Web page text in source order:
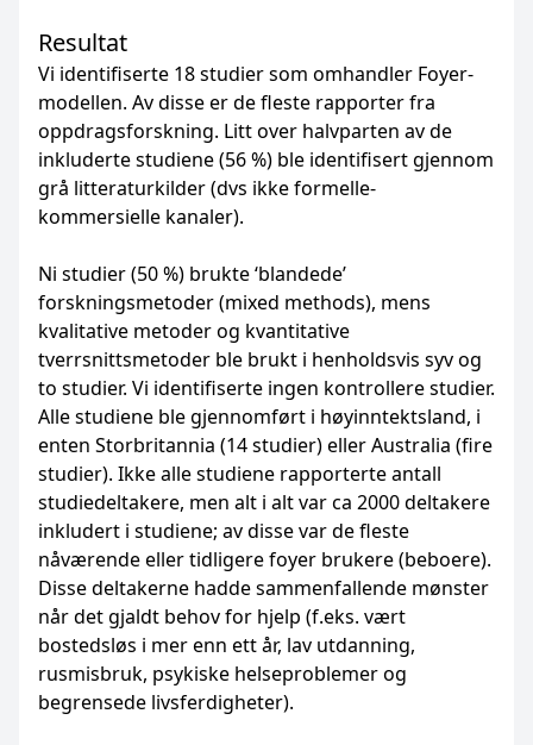
Resultat
Vi identifiserte 18 studier som omhandler Foyer-
modellen. Av disse er de fleste rapporter fra
oppdragsforskning. Litt over halvparten av de
inkluderte studiene (56 %) ble identifisert gjennom
grå litteraturkilder (dvs ikke formelle-
kommersielle kanaler).
Ni studier (50 %) brukte ‘blandede’
forskningsmetoder (mixed methods), mens
kvalitative metoder og kvantitative
tverrsnittsmetoder ble brukt i henholdsvis syv og
to studier. Vi identifiserte ingen kontrollere studier.
Alle studiene ble gjennomført i høyinntektsland, i
enten Storbritannia (14 studier) eller Australia (fire
studier). Ikke alle studiene rapporterte antall
studiedeltakere, men alt i alt var ca 2000 deltakere
inkludert i studiene; av disse var de fleste
nåværende eller tidligere foyer brukere (beboere).
Disse deltakerne hadde sammenfallende mønster
når det gjaldt behov for hjelp (f.eks. vært
bostedsløs i mer enn ett år, lav utdanning,
rusmisbruk, psykiske helseproblemer og
begrensede livsferdigheter).